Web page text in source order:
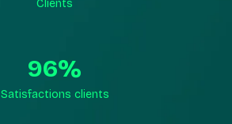
Clients
96%
Satisfactions clients